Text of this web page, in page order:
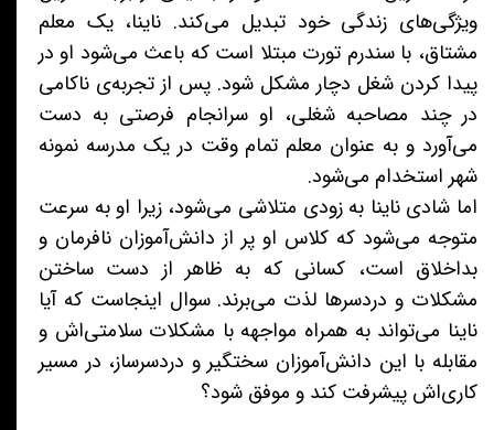
ویژگی‌های زندگی خود تبدیل می‌کند. ناینا، یک معلم
مشتاق، با سندرم تورت مبتلا است که باعث می‌شود او در
پیدا کردن شغل دچار مشکل شود. پس از تجربه‌ی ناکامی
در چند مصاحبه شغلی، او سرانجام فرصتی به دست
می‌آورد و به عنوان معلم تمام وقت در یک مدرسه نمونه
شهر استخدام می‌شود.
اما شادی ناینا به زودی متلاشی می‌شود، زیرا او به سرعت
متوجه می‌شود که کلاس او پر از دانش‌آموزان نافرمان و
بداخلاق است، کسانی که به ظاهر از دست ساختن
مشکلات و دردسرها لذت می‌برند. سوال اینجاست که آیا
ناینا می‌تواند به همراه مواجهه با مشکلات سلامتی‌اش و
مقابله با این دانش‌آموزان سختگیر و دردسرساز، در مسیر
کاری‌اش پیشرفت کند و موفق شود؟